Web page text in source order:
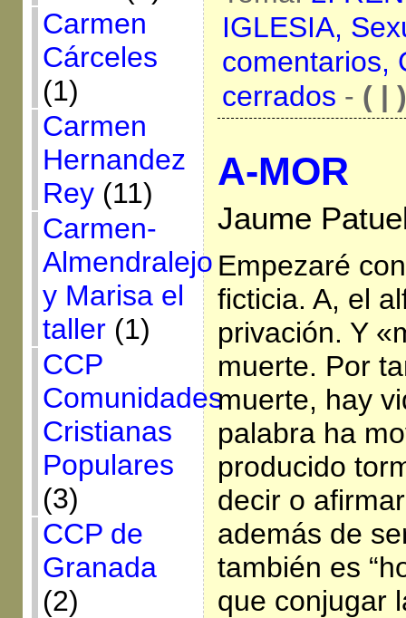
Carmen
Cárceles
(1)
Carmen
Hernandez
Rey(11)
Carmen-
Almendralejo
y Marisa el
taller(1)
CCP
Comunidades
Cristianas
Populares
(3)
CCP de
Granada
(2)
IGLESIA,
comentarios,
cerrados - ( | )
A-MOR
Jaume
Empezaré
ficticia. A, el
privación. Y
muerte. Por
muerte, hay
palabra ha
producido
decir o
además de
también es
que conjugar